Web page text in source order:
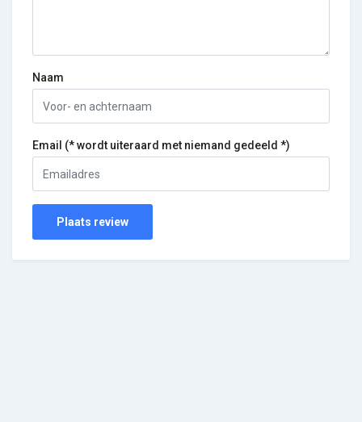
Naam
Email (* wordt uiteraard met niemand gedeeld *)
Plaats review